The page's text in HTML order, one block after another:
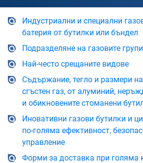
Индустриални и специални
батерия от бутилки или бъндел
Подразделяне на газовите групи
Най-често срещаните видове
Съдържание, тегло и размери
сгъстен газ, от алуминий,
и обикновените стоманени
Иновативни газови бутилки и
по-голяма ефективност,
управление
Форми за доставка при голяма